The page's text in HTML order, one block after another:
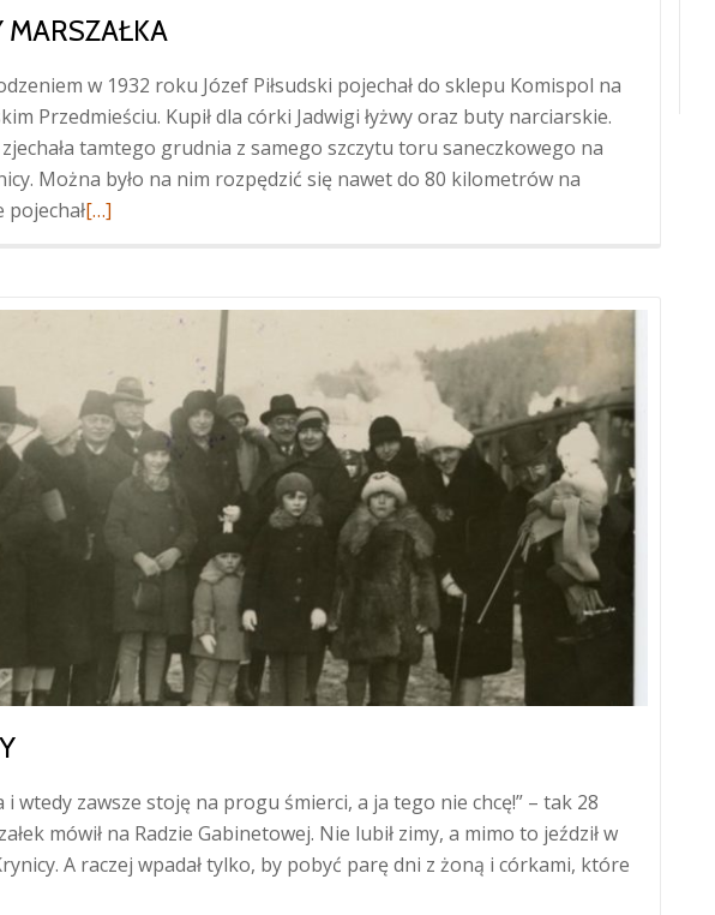
MARSZAŁKA
w 1932 roku Józef Piłsudski pojechał do sklepu Komispol na
Przedmieściu. Kupił dla córki Jadwigi łyżwy oraz buty narciarskie.
tamtego grudnia z samego szczytu toru saneczkowego na
Można było na nim rozpędzić się nawet do 80 kilometrów na
pojechałWięcej
[…]
i wtedy zawsze stoję na progu śmierci, a ja tego nie chcę!” – tak 28
mówił na Radzie Gabinetowej. Nie lubił zimy, a mimo to jeździł w
A raczej wpadał tylko, by pobyć parę dni z żoną i córkami, które